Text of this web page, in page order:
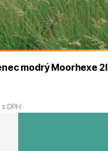
Bezkolenec modrý Moorhexe 2l
s DPH